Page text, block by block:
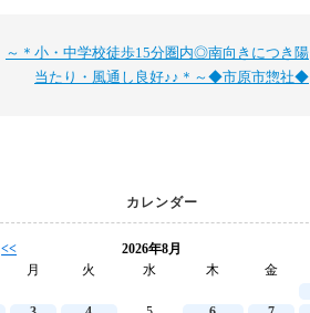
～＊小・中学校徒歩15分圏内◎南向きにつき陽
当たり・風通し良好♪♪＊～◆市原市惣社◆
カレンダー
<<
2026年8月
月 火 水 木 金